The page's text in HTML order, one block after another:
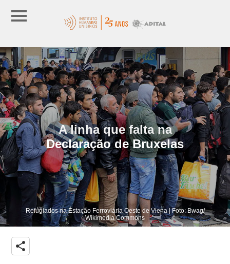
A linha que falta na
Declaração de Bruxelas
Refugiados na Estação Ferroviária Oeste de Viena | Foto: Bwag/
Wikimedia Commons
share